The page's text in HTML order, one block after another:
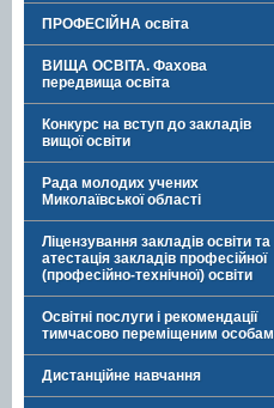
ПРОФЕСІЙНА освіта
ВИЩА ОСВІТА. Фахова
передвища освіта
Конкурс на вступ до закладів
вищої освіти
Рада молодих учених
Миколаївської області
Ліцензування закладів освіти та
атестація закладів професійної
(професійно-технічної) освіти
Освітні послуги і рекомендації
тимчасово переміщеним особам
Дистанційне навчання